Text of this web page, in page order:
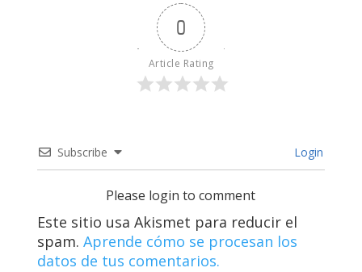
0
Article Rating
Subscribe Login
Please login to comment
Este sitio usa Akismet para reducir el
spam. Aprende cómo se procesan los
datos de tus comentarios.